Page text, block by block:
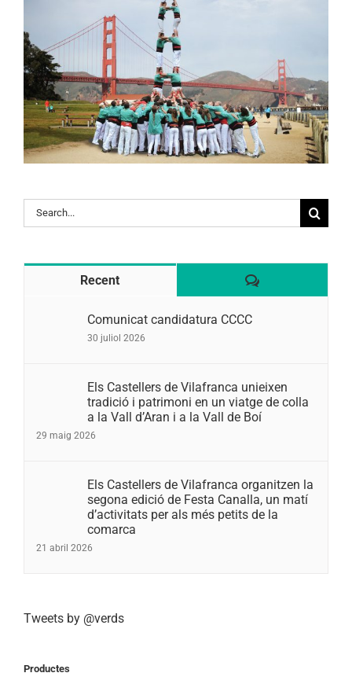
Search
for:
Recent Comentaris
Comunicat candidatura CCCC
30 juliol 2026
Els Castellers de Vilafranca unieixen
tradició i patrimoni en un viatge de colla
a la Vall d’Aran i a la Vall de Boí
29 maig 2026
Els Castellers de Vilafranca organitzen la
segona edició de Festa Canalla, un matí
d’activitats per als més petits de la
comarca
21 abril 2026
Tweets by @verds
Productes